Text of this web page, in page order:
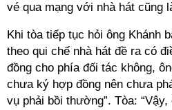
vé qua mạng với nhà hát cũng
Khi tòa tiếp tục hỏi ông Khánh
theo qui chế nhà hát đề ra có
đồng cho phía đối tác không,
chưa ký hợp đồng nên chưa
vụ phải bồi thường”. Tòa: